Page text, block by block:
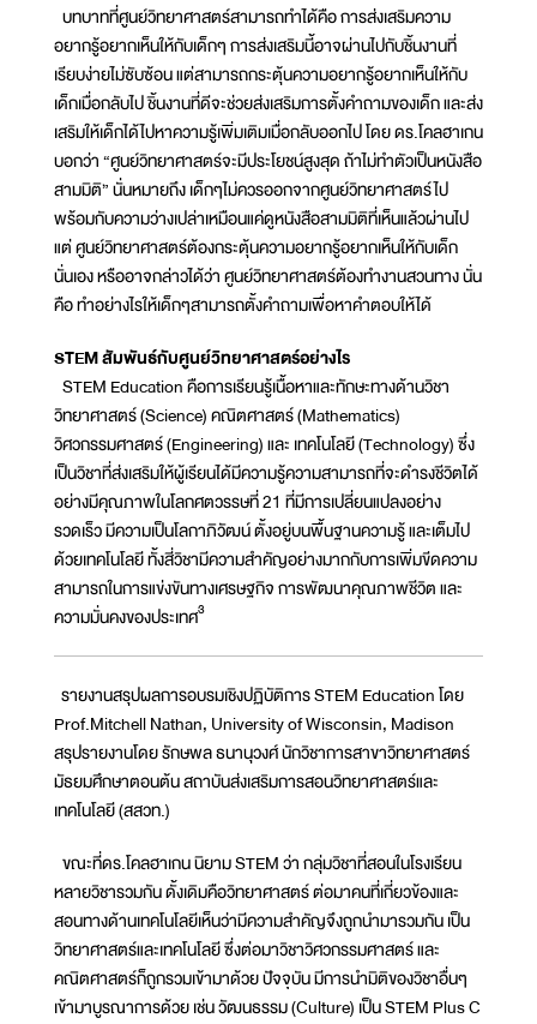
บทบาทที่ศูนย์วิทยาศาสตร์สามารถทำได้คือ การส่งเสริมความ
อยากรู้อยากเห็นให้กับเด็กๆ การส่งเสริมนี้อาจผ่านไปกับชิ้นงานที่
เรียบง่ายไม่ซับซ้อน แต่สามารถกระตุ้นความอยากรู้อยากเห็นให้กับ
เด็กเมื่อกลับไป ชิ้นงานที่ดีจะช่วยส่งเสริมการตั้งคำถามของเด็ก และส่ง
เสริมให้เด็กได้ไปหาความรู้เพิ่มเติมเมื่อกลับออกไป โดย ดร.โคลฮาเกน
บอกว่า “ศูนย์วิทยาศาสตร์จะมีประโยชน์สูงสุด ถ้าไม่ทำตัวเป็นหนังสือ
สามมิติ” นั่นหมายถึง เด็กๆไม่ควรออกจากศูนย์วิทยาศาสตร์ไป
พร้อมกับความว่างเปล่าเหมือนแค่ดูหนังสือสามมิติที่เห็นแล้วผ่านไป
แต่ ศูนย์วิทยาศาสตร์ต้องกระตุ้นความอยากรู้อยากเห็นให้กับเด็ก
นั่นเอง หรืออาจกล่าวได้ว่า ศูนย์วิทยาศาสตร์ต้องทำงานสวนทาง นั่น
คือ ทำอย่างไรให้เด็กๆสามารถตั้งคำถามเพื่อหาคำตอบให้ได้
STEM สัมพันธ์กับศูนย์วิทยาศาสตร์อย่างไร
STEM Education คือการเรียนรู้เนื้อหาและทักษะทางด้านวิชา
วิทยาศาสตร์ (Science) คณิตศาสตร์ (Mathematics)
วิศวกรรมศาสตร์ (Engineering) และ เทคโนโลยี (Technology) ซึ่ง
เป็นวิชาที่ส่งเสริมให้ผู้เรียนได้มีความรู้ความสามารถที่จะดำรงชีวิตได้
อย่างมีคุณภาพในโลกศตวรรษที่ 21 ที่มีการเปลี่ยนแปลงอย่าง
รวดเร็ว มีความเป็นโลกาภิวัฒน์ ตั้งอยู่บนพื้นฐานความรู้ และเต็มไป
ด้วยเทคโนโลยี ทั้งสี่วิชามีความสำคัญอย่างมากกับการเพิ่มขีดความ
สามารถในการแข่งขันทางเศรษฐกิจ การพัฒนาคุณภาพชีวิต และ
ความมั่นคงของประเทศ3
รายงานสรุปผลการอบรมเชิงปฏิบัติการ STEM Education โดย
Prof.Mitchell Nathan, University of Wisconsin, Madison
สรุปรายงานโดย รักษพล ธนานุวงศ์ นักวิชาการสาขาวิทยาศาสตร์
มัธยมศึกษาตอนต้น สถาบันส่งเสริมการสอนวิทยาศาสตร์และ
เทคโนโลยี (สสวท.)
ขณะที่ดร.โคลฮาเกน นิยาม STEM ว่า กลุ่มวิชาที่สอนในโรงเรียน
หลายวิชารวมกัน ดั้งเดิมคือวิทยาศาสตร์ ต่อมาคนที่เกี่ยวข้องและ
สอนทางด้านเทคโนโลยีเห็นว่ามีความสำคัญจึงถูกนำมารวมกัน เป็น
วิทยาศาสตร์และเทคโนโลยี ซึ่งต่อมาวิชาวิศวกรรมศาสตร์ และ
คณิตศาสตร์ก็ถูกรวมเข้ามาด้วย ปัจจุบัน มีการนำมิติของวิชาอื่นๆ
เข้ามาบูรณาการด้วย เช่น วัฒนธรรม (Culture) เป็น STEM Plus C